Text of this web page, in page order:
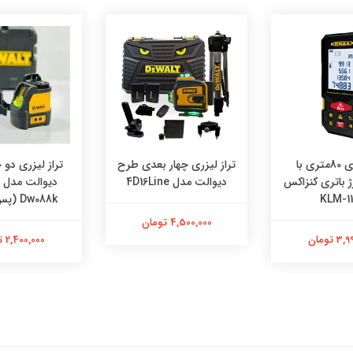
متر لیزری 80متری با
باتری کنزاکس
KLM-
تراز لیزری چهار بعدی طرح
دیوالت مدل 4D16Line
4,500,000 تومان
تراز لیزری
Dw088k (پس کرایه)
2,400,000 تومان